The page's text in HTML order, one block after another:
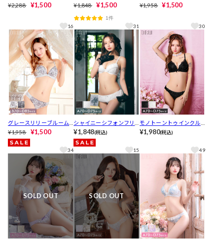
ズ】ボタニカルダスティ
ツ[推し]
¥2,288 ¥1,500
16
用】シュクレフリルレー
バックショーツ[推し][人
気]
¥1,848 ¥1,500
1件
31
ーム育乳脇高ブラジャー&
¥1,958 ¥1,500
30
グレースリリーブルーム
育乳ブラジャー&フルバッ
クショーツ[推し][人気]
¥1,958 ¥1,500
34
シャイニーシフォンフリ
ルブラジャー&フルバック
ショーツ[推し][人気]
¥1,848(税込)
15
モノトーントゥインクル
チュールブラジャー&フル
¥1,980(税込)
49
SOLD OUT SOLD OUT